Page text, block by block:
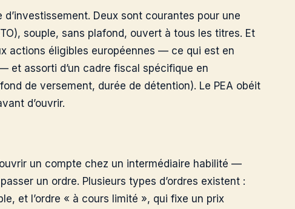
Deux sont courantes pour une
souple, sans plafond, ouvert à tous les titres. Et
actions éligibles européennes — ce qui est en
et assorti d’un cadre fiscal spécifique en
de versement, durée de détention). Le PEA obéit
d’ouvrir.
un compte chez un intermédiaire habilité —
un ordre. Plusieurs types d’ordres existent :
et l’ordre « à cours limité », qui fixe un prix